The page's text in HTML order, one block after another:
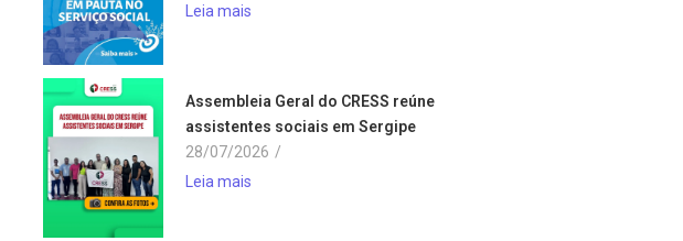
Leia mais
Assembleia Geral do CRESS reúne
assistentes sociais em Sergipe
28/07/2026 /
Leia mais